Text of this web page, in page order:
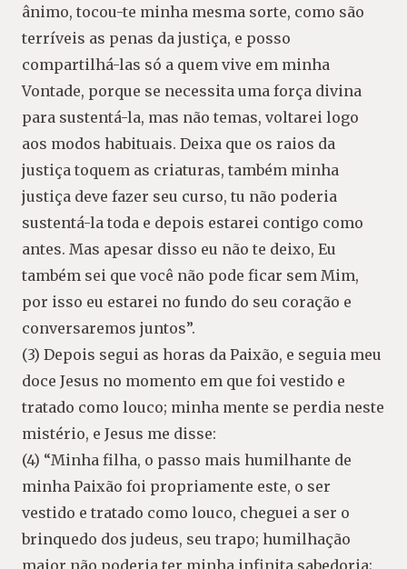
ânimo, tocou-te minha mesma sorte, como são
terríveis as penas da justiça, e posso
compartilhá-las só a quem vive em minha
Vontade, porque se necessita uma força divina
para sustentá-la, mas não temas, voltarei logo
aos modos habituais. Deixa que os raios da
justiça toquem as criaturas, também minha
justiça deve fazer seu curso, tu não poderia
sustentá-la toda e depois estarei contigo como
antes. Mas apesar disso eu não te deixo, Eu
também sei que você não pode ficar sem Mim,
por isso eu estarei no fundo do seu coração e
conversaremos juntos”.
(3) Depois segui as horas da Paixão, e seguia meu
doce Jesus no momento em que foi vestido e
tratado como louco; minha mente se perdia neste
mistério, e Jesus me disse:
(4) “Minha filha, o passo mais humilhante de
minha Paixão foi propriamente este, o ser
vestido e tratado como louco, cheguei a ser o
brinquedo dos judeus, seu trapo; humilhação